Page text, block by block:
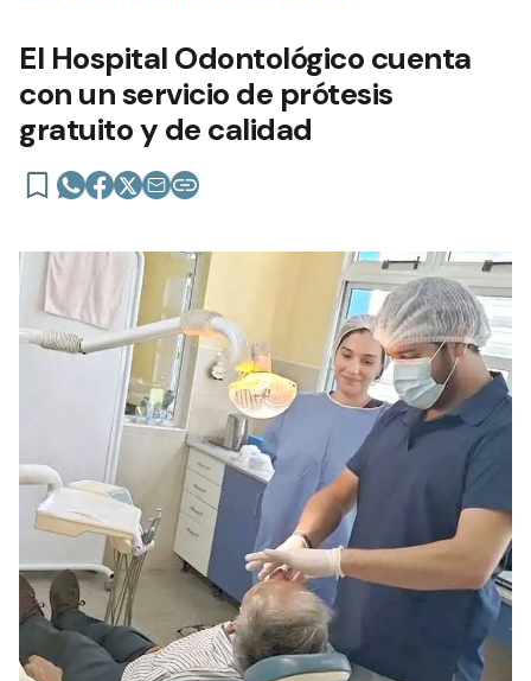
El Hospital Odontológico cuenta
con un servicio de prótesis
gratuito y de calidad